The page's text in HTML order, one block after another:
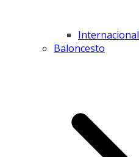
Internacional
Baloncesto